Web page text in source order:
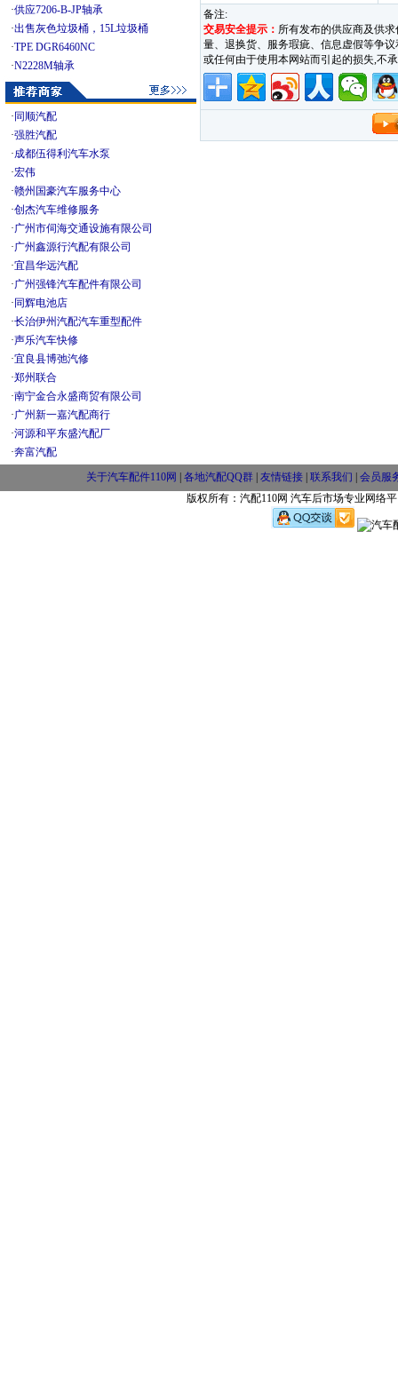
·供应7206-B-JP轴承
·出售灰色垃圾桶，15L垃圾桶
·TPE DGR6460NC
·N2228M轴承
· 同顺汽配
·强胜汽配
·成都伍得利汽车水泵
·宏伟
·赣州国豪汽车服务中心
·创杰汽车维修服务
·广州市伺海交通设施有限公司
·广州鑫源行汽配有限公司
·宜昌华远汽配
·广州强锋汽车配件有限公司
· 同辉电池店
·长治伊州汽配汽车重型配件
·声乐汽车快修
·宜良县博弛汽修
·郑州联合
·南宁金合永盛商贸有限公司
·广州新一嘉汽配商行
·河源和平东盛汽配厂
·奔富汽配
备注:
交易安全提示： 所有发布的供应商及供
量、退换货、服务瑕疵、信息虚假等争
或任何由于使用本网站而引起的损失,
关于汽车配件110网 各地汽配QQ群 友情链接 联系我们
会员服
版权所有：汽配110网 汽车后市场专业网络